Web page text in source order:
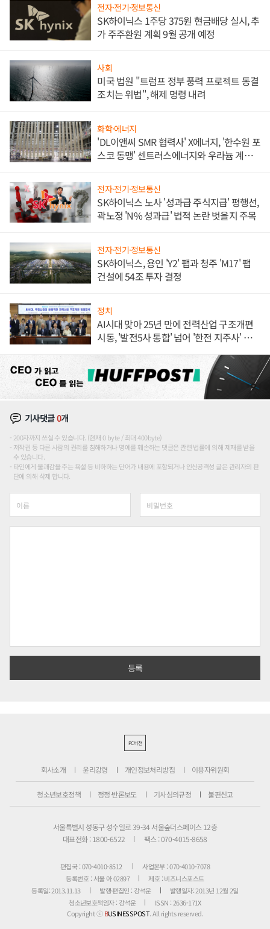
전자·전기·정보통신
SK하이닉스 1주당 375원 현금배당 실시, 추
가 주주환원 계획 9월 공개 예정
사회
미국 법원 "트럼프 정부 풍력 프로젝트 동결
조치는 위법", 해제 명령 내려
화학·에너지
'DL이앤씨 SMR 협력사' X에너지, '한수원 포
스코 동맹' 센트러스에너지와 우라늄 계약
전자·전기·정보통신
SK하이닉스 노사 '성과급 주식지급' 평행선,
곽노정 'N% 성과급' 법적 논란 벗을지 주목
전자·전기·정보통신
SK하이닉스, 용인 'Y2' 팹과 청주 'M17' 팹
건설에 54조 투자 결정
정치
AI시대 맞아 25년 만에 전력산업 구조개편
시동, '발전5사 통합' 넘어 '한전 지주사' 재편
기사댓글0개
200자까지 쓰실 수 있습니다. (현재 0 byte / 최대 400byte)
저작권 등 다른 사람의 권리를 침해하거나 명예를 훼손하는 댓글은 관련 법률에 의해 제재를 받을
수 있습니다.
타인에게 불쾌감을 주는 욕설 등 비하하는 단어가 내용에 포함되거나 인신공격성 글은 관리자의 판
단에 의해 삭제 합니다.
PC버전
회사소개 윤리강령 개인정보처리방침 이용자위원회
청소년보호정책 정정·반론보도 기사심의규정 불편신고
서울특별시 성동구 성수일로 39-34 서울숲더스페이스 12층
대표전화 : 1800-6522
팩스 : 070-4015-8658
편집국 : 070-4010-8512
사업본부 : 070-4010-7078
등록번호 : 서울 아 02897
제호 : 비즈니스포스트
등록일: 2013.11.13
발행·편집인 : 강석운
발행일자: 2013년 12월 2일
청소년보호책임자 : 강석운
ISSN : 2636-171X
Copyright ⓒBUSINESSPOST. All rights reserved.